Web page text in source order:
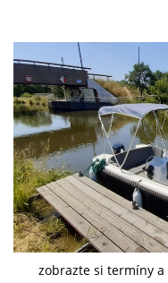
zobrazte si termíny